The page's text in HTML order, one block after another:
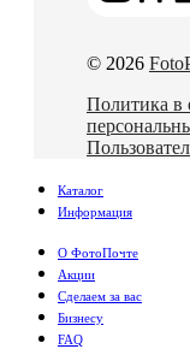
© 2026
Политика в
Каталог
Информация
О ФотоПочте
Акции
Сделаем за вас
Бизнесу
FAQ